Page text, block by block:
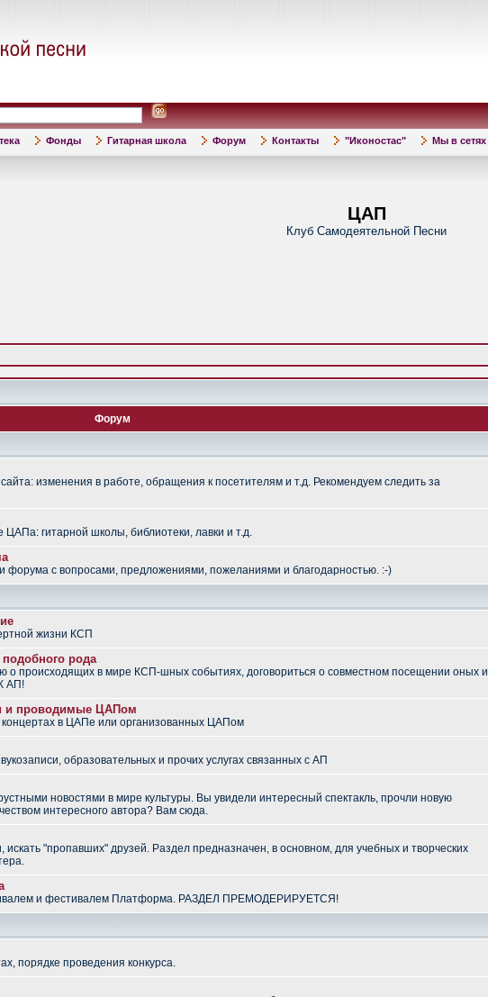
Фонды Гитарная школа Форум Контакты "Иконостас" Мы в сетях
ЦАП
Клуб Самодеятельной Песни
Форум
изменения в работе, обращения к посетителям и т.д. Рекомендуем следить за
гитарной школы, библиотеки, лавки и т.д.
форума с вопросами, предложениями, пожеланиями и благодарностью. :-)
жизни КСП
рода
о происходящих в мире КСП-шных событиях, договориться о совместном посещении оных и
АП!
и проводимые ЦАПом
в ЦАПе или организованных ЦАПом
образовательных и прочих услугах связанных с АП
новостями в мире культуры. Вы увидели интересный спектакль, прочли новую
интересного автора? Вам сюда.
искать "пропавших" друзей. Раздел предназначен, в основном, для учебных и творческих
и фестивалем Платформа. РАЗДЕЛ ПРЕМОДЕРИРУЕТСЯ!
порядке проведения конкурса.